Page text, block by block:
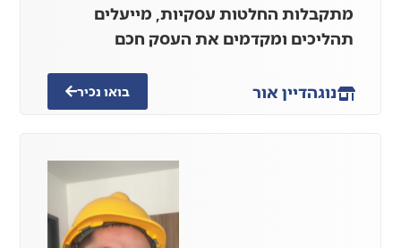
מתקבלות החלטות עסקיות, מייעלים
תהליכים ומקדמים את העסק חכם
נוגהדיין אור בואו נכיר